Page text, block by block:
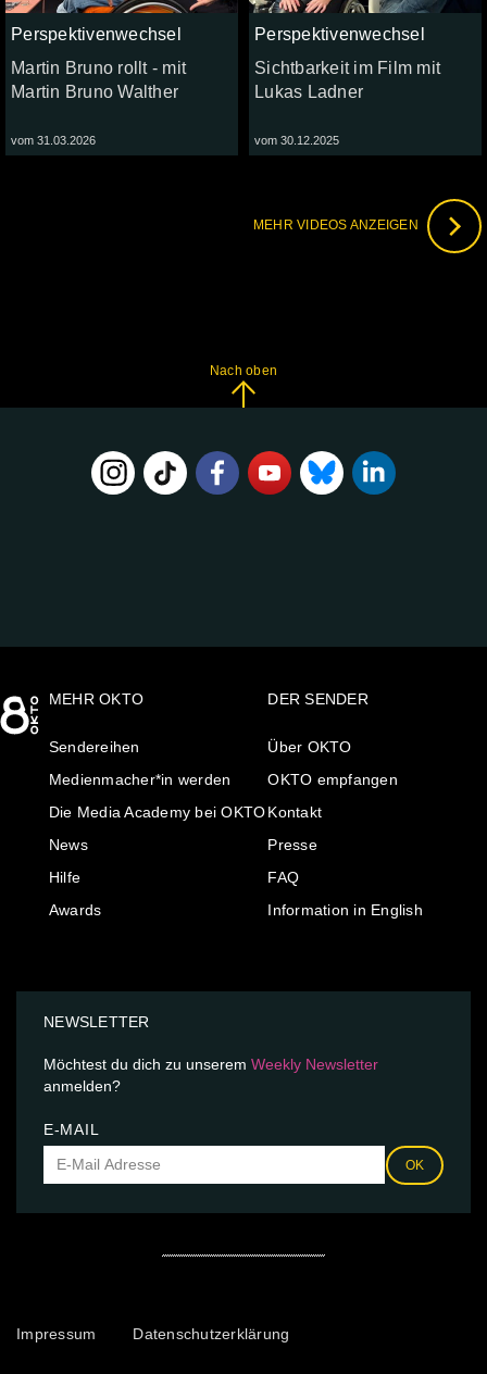
Perspektivenwechsel
Martin Bruno rollt - mit
Martin Bruno Walther
vom 31.03.2026
Perspektivenwechsel
Sichtbarkeit im Film mit
Lukas Ladner
vom 30.12.2025
MEHR VIDEOS ANZEIGEN
Nach oben
MEHR OKTO
Sendereihen
Medienmacher*in werden
Die Media Academy bei OKTO
News
Hilfe
Awards
DER SENDER
Über OKTO
OKTO empfangen
Kontakt
Presse
FAQ
Information in English
NEWSLETTER
Möchtest du dich zu unserem Weekly Newsletter
anmelden?
E-MAIL
OK
Impressum Datenschutzerklärung